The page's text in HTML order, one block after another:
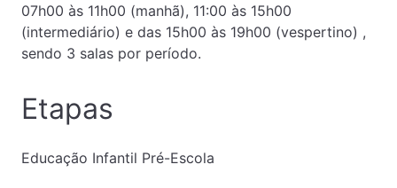
07h00 às 11h00 (manhã), 11:00 às 15h00
(intermediário) e das 15h00 às 19h00 (vespertino) ,
sendo 3 salas por período.
Etapas
Educação Infantil Pré-Escola